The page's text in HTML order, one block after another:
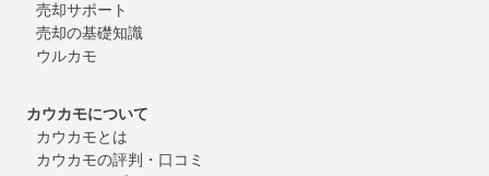
売却サポート
売却の基礎知識
ウルカモ
カウカモについて
カウカモとは
カウカモの評判・口コミ